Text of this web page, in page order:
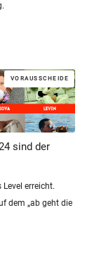
VORAUSSCHEIDE
sind der
erreicht.
dem „ab geht die